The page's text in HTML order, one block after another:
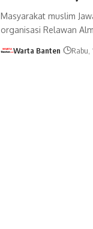
Masyarakat muslim
organisasi Relawan
Warta Banten Rabu,